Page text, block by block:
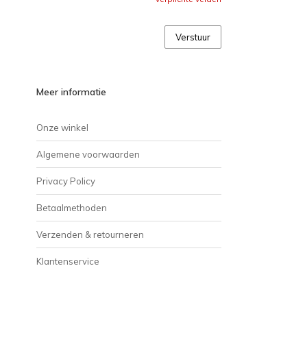
Verstuur
Meer informatie
Onze winkel
Algemene voorwaarden
Privacy Policy
Betaalmethoden
Verzenden & retourneren
Klantenservice